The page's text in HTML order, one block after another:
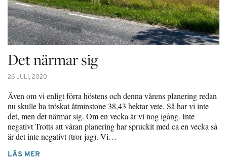
Det närmar sig
26 JULI, 2020
Även om vi enligt förra höstens och denna vårens planering redan
nu skulle ha tröskat åtminstone 38,43 hektar vete. Så har vi inte
det, men det närmar sig. Om en vecka är vi nog igång. Inte
negativt Trotts att våran planering har spruckit med ca en vecka så
är det inte negativt (tror jag). Vi…
LÄS MER